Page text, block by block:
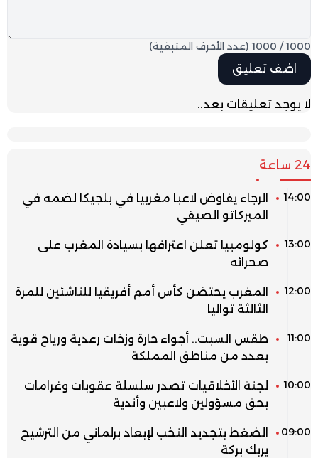
1000
/
1000 (عدد الأحرف المتبقية)
لا يوجد تعليقات بعد..
24 ساعة
14:00
الرجاء يفاوض لاعبا مغربيا في بلجيكا لضمه في
الميركاتو الصيفي
13:00
كولومبيا تعلن اعترافها بسيادة المغرب على
صحرائه
12:00
المغرب يحتضن كأس أمم أفريقيا للناشئين للمرة
الثالثة تواليا
11:00
طقس السبت.. أجواء حارة وزخات رعدية ورياح قوية
بعدد من مناطق المملكة
10:00
لجنة الأخلاقيات تصدر سلسلة عقوبات وغرامات
بحق مسؤولين ولاعبين وأندية
09:00
الضغط بتجديد النخب لإبعاد برلماني من الترشيح
يربك بركة